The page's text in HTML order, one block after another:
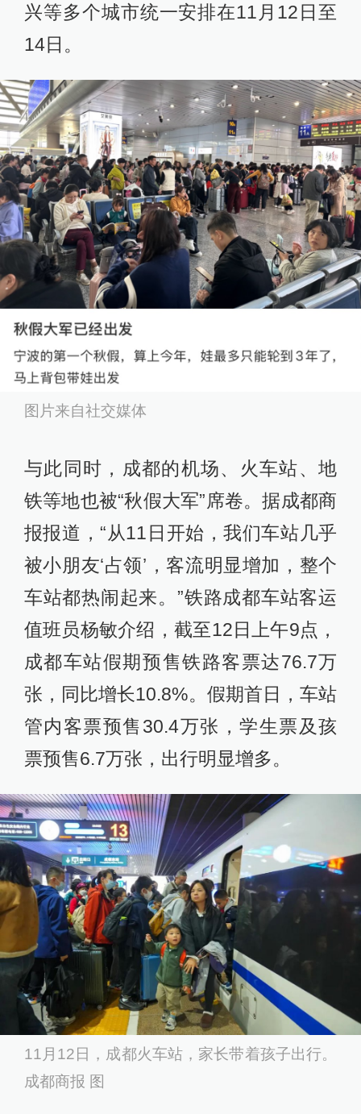
兴等多个城市统一安排在11月12日至
14日。
图片来自社交媒体
与此同时，成都的机场、火车站、地
铁等地也被“秋假大军”席卷。据成都商
报报道，“从11日开始，我们车站几乎
被小朋友‘占领’，客流明显增加，整个
车站都热闹起来。”铁路成都车站客运
值班员杨敏介绍，截至12日上午9点，
成都车站假期预售铁路客票达76.7万
张，同比增长10.8%。假期首日，车站
管内客票预售30.4万张，学生票及孩
票预售6.7万张，出行明显增多。
11月12日，成都火车站，家长带着孩子出行。
成都商报 图